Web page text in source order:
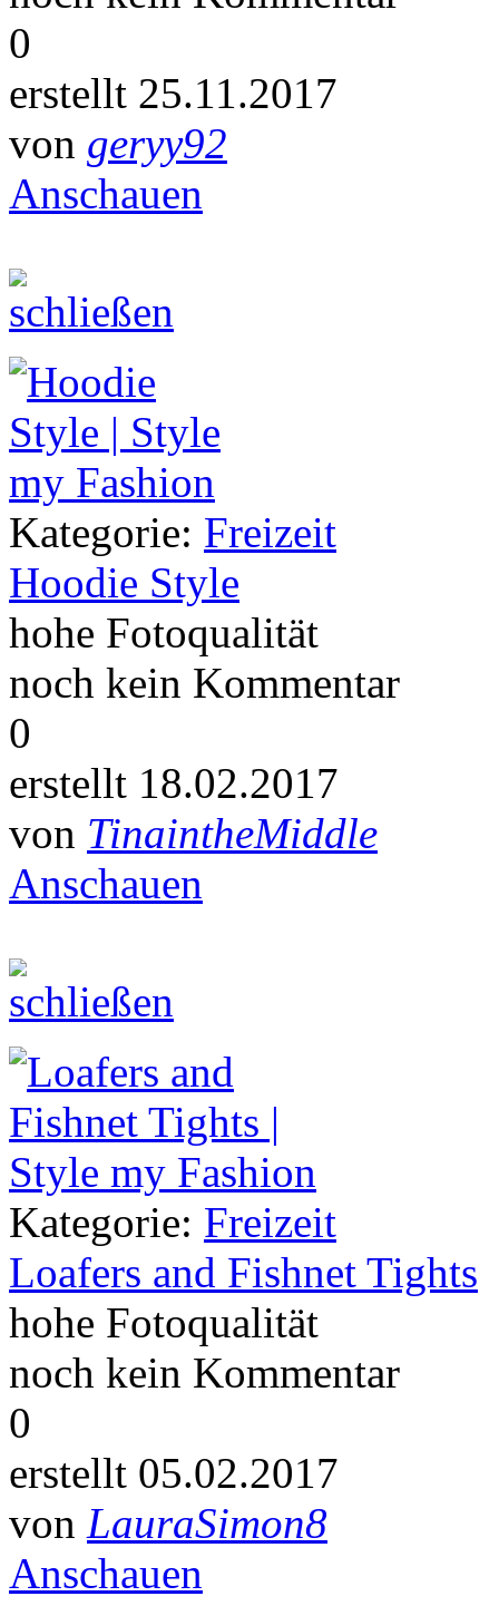
0
erstellt 25.11.2017
von geryy92
Anschauen
Kategorie: Freizeit
Hoodie Style
hohe Fotoqualität
noch kein Kommentar
0
erstellt 18.02.2017
von TinaintheMiddle
Anschauen
Kategorie: Freizeit
Loafers and Fishnet Tights
hohe Fotoqualität
noch kein Kommentar
0
erstellt 05.02.2017
von LauraSimon8
Anschauen